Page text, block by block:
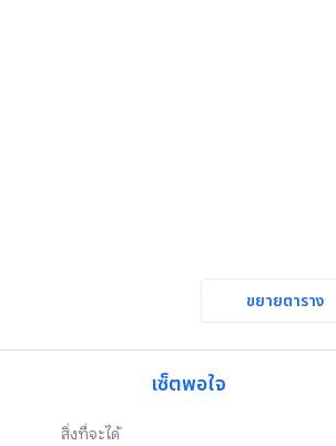
ขยายตาราง
เซ็ตพอใจ
สิ่งที่จะได้